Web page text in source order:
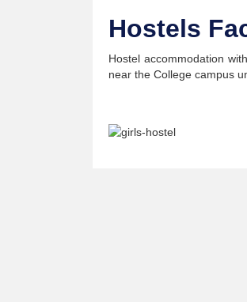
Hostels
Hostel accommodation
near the College campus